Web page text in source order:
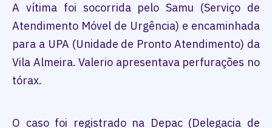
A vítima foi socorrida pelo Samu (Serviço de
Atendimento Móvel de Urgência) e encaminhada
para a UPA (Unidade de Pronto Atendimento) da
Vila Almeira. Valerio apresentava perfurações no
tórax.
O caso foi registrado na Depac (Delegacia de